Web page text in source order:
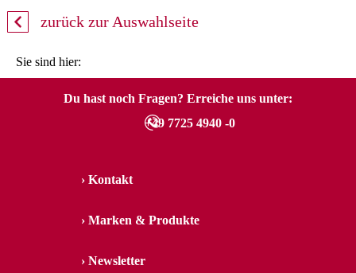
zurück zur Auswahlseite
Sie sind hier:
Du hast noch Fragen? Erreiche uns unter:
+49 7725 4940 -0
Kontakt
Marken & Produkte
Newsletter